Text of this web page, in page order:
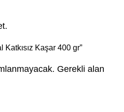
Kaşar 400 gr”
Gerekli alan